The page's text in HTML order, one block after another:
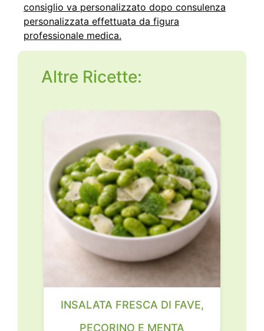
consiglio va personalizzato dopo consulenza
personalizzata effettuata da figura
professionale medica.
Altre Ricette:
INSALATA FRESCA DI FAVE,
PECORINO E MENTA